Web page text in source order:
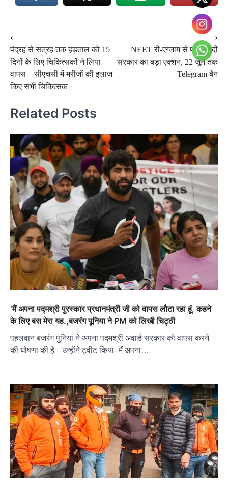
Post
navigation
⟵
पंद्रह से सत्रह तक हड़ताल को 15
दिनों के लिए चिकित्सकों ने लिया
वापस – सीएचसी में मरीजों की इलाज
किए सभी चिकित्सक
NEET री-एग्जाम से पहले मोदी
सरकार का बड़ा एक्शन, 22 जून तक
Telegram बैन
⟶
Related Posts
‘मैं अपना पद्मश्री पुरस्कार प्रधानमंत्री जी को वापस लौटा रहा हूं, कहने
के लिए बस मेरा यह.,बजरंग पूनिया ने PM को लिखी चिट्ठी
पहलवान बजरंग पुनिया ने अपना पद्मश्री अवार्ड सरकार को वापस करने
की घोषणा की है। उन्होंने ट्वीट किया- मैं अपना…